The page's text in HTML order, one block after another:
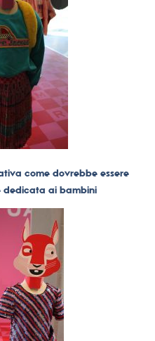
come dovrebbe essere
dedicata ai bambini